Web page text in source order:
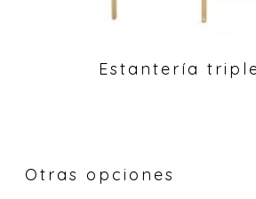
Estantería
Otras opciones